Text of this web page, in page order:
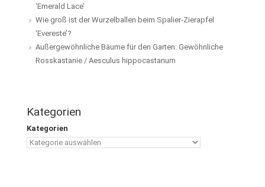
‘Emerald Lace’
Wie groß ist der Wurzelballen beim Spalier-Zierapfel
‘Evereste’?
Außergewöhnliche Bäume für den Garten: Gewöhnliche
Rosskastanie / Aesculus hippocastanum
Kategorien
Kategorien